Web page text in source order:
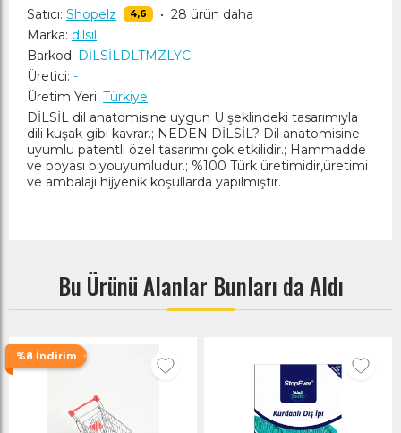
Satıcı: Shopelz 4,6 • 28 ürün daha
Marka: dilsil
Barkod: DİLSİLDLTMZLYC
Üretici: -
Üretim Yeri: Türkiye
DİLSİL dil anatomisine uygun U şeklindeki tasarımıyla
dili kuşak gibi kavrar.; NEDEN DİLSİL? Dil anatomisine
uyumlu patentli özel tasarımı çok etkilidir.; Hammadde
ve boyası biyouyumludur.; %100 Türk üretimidir,üretimi
ve ambalajı hijyenik koşullarda yapılmıştır.
Bu Ürünü Alanlar Bunları da Aldı
%8 İndirim